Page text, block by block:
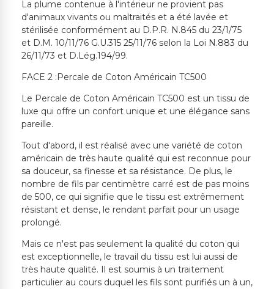
La plume contenue à l'intérieur ne provient pas
d'animaux vivants ou maltraités et a été lavée et
stérilisée conformément au D.P.R. N.845 du 23/1/75
et D.M. 10/11/76 G.U.315 25/11/76 selon la Loi N.883 du
26/11/73 et D.Lég.194/99.
FACE 2 :Percale de Coton Américain TC500
Le Percale de Coton Américain TC500 est un tissu de
luxe qui offre un confort unique et une élégance sans
pareille.
Tout d'abord, il est réalisé avec une variété de coton
américain de très haute qualité qui est reconnue pour
sa douceur, sa finesse et sa résistance. De plus, le
nombre de fils par centimètre carré est de pas moins
de 500, ce qui signifie que le tissu est extrêmement
résistant et dense, le rendant parfait pour un usage
prolongé.
Mais ce n'est pas seulement la qualité du coton qui
est exceptionnelle, le travail du tissu est lui aussi de
très haute qualité. Il est soumis à un traitement
particulier au cours duquel les fils sont purifiés un à un,